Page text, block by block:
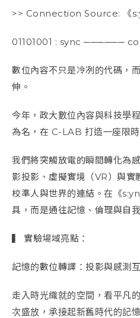
>> Connection Source: 《
01101001 : sync ──────
數位內容不只是冷冽的代碼，
伸。
今年，政大數位內容與科技學
為名，在 C-LAB 打造一座限
我們將突觸放電的瞬間轉化為
影投影、虛擬實境（VR）與實
校準人與世界的連結。在《
具，而是通往記憶、倫理與自
▍ 實驗場域亮點：
記憶的數位轉譯：投影與感測
走入時光織就的空間，看平凡
次盛放，承接起新舊時代的記